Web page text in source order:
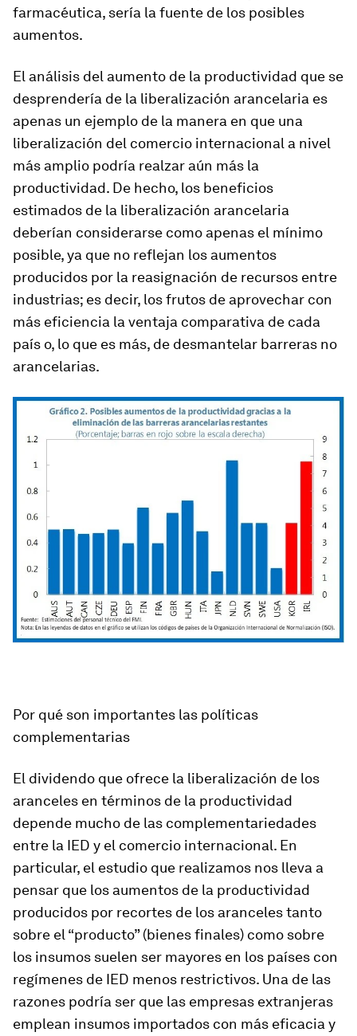
farmacéutica, sería la fuente de los posibles
aumentos.
El análisis del aumento de la productividad que se
desprendería de la liberalización arancelaria es
apenas un ejemplo de la manera en que una
liberalización del comercio internacional a nivel
más amplio podría realzar aún más la
productividad. De hecho, los beneficios
estimados de la liberalización arancelaria
deberían considerarse como apenas el mínimo
posible, ya que no reflejan los aumentos
producidos por la reasignación de recursos entre
industrias; es decir, los frutos de aprovechar con
más eficiencia la ventaja comparativa de cada
país o, lo que es más, de desmantelar barreras no
arancelarias.
Por qué son importantes las políticas
complementarias
El dividendo que ofrece la liberalización de los
aranceles en términos de la productividad
depende mucho de las complementariedades
entre la IED y el comercio internacional. En
particular, el estudio que realizamos nos lleva a
pensar que los aumentos de la productividad
producidos por recortes de los aranceles tanto
sobre el “producto” (bienes finales) como sobre
los insumos suelen ser mayores en los países con
regímenes de IED menos restrictivos. Una de las
razones podría ser que las empresas extranjeras
emplean insumos importados con más eficacia y